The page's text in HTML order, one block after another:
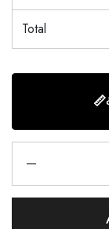
Total
📏